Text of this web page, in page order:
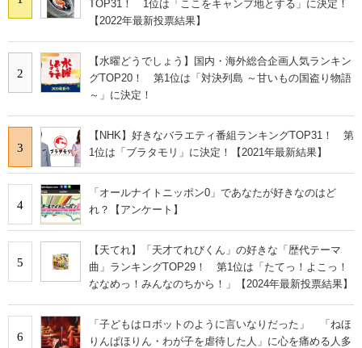
TOP31！ 1位は「ここをキャンプ地とする」に決定！
【2022年最新投票結果】
2
【水曜どうでしょう】国内・海外総合企画人気ランキン
グTOP20！ 第1位は「対決列島 ～甘いもの国盗り物語
～」に決定！
3
【NHK】好きなバラエティ番組ランキングTOP31！ 第
1位は「ブラタモリ」に決定！【2021年最新結果】
4
「オールナイトニッポン0」であなたが好きなのはど
れ？【アンケート】
5
【天てれ】「天才てれびくん」の好きな「歴代テーマ
曲」ランキングTOP29！ 第1位は「たてっ！よこっ！
ななめっ！みんなのちから！」【2024年最新投票結果】
6
「子どもはロボットのように言いなりだった」 「ねほ
りんぱほりん・わが子を虐待した人」に心を痛める人多